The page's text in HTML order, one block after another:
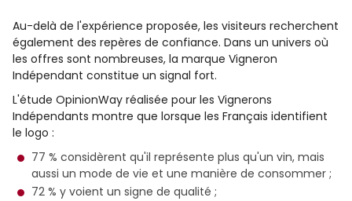
Au-delà de l'expérience proposée, les visiteurs recherchent
également des repères de confiance. Dans un univers où
les offres sont nombreuses, la marque Vigneron
Indépendant constitue un signal fort.
L'étude OpinionWay réalisée pour les Vignerons
Indépendants montre que lorsque les Français identifient
le logo :
77 % considèrent qu'il représente plus qu'un vin, mais
aussi un mode de vie et une manière de consommer ;
72 % y voient un signe de qualité ;